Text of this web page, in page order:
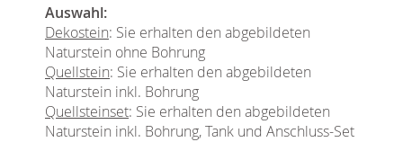
Auswahl:
Dekostein: Sie erhalten den abgebildeten
Naturstein ohne Bohrung
Quellstein: Sie erhalten den abgebildeten
Naturstein inkl. Bohrung
Quellsteinset: Sie erhalten den abgebildeten
Naturstein inkl. Bohrung, Tank und Anschluss-Set